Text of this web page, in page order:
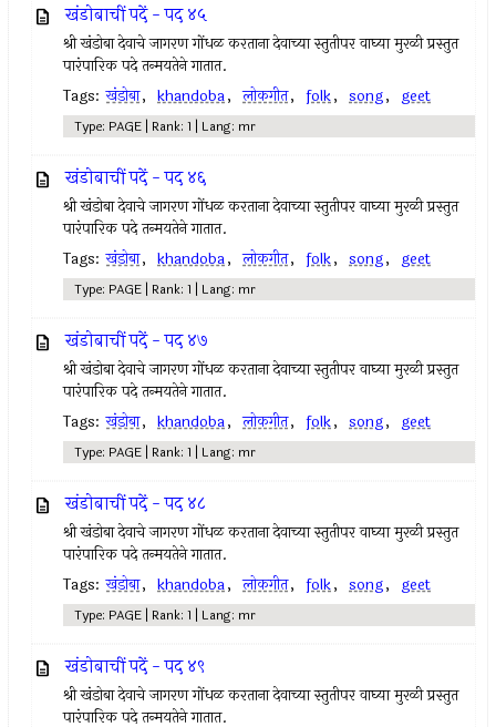
खंडोबाचीं पदें - पद ४५
श्री खंडोबा देवाचे जागरण गोंधळ करताना देवाच्या स्तुतीपर वाघ्या मुरळी प्रस्तुत
पारंपारिक पदे तन्मयतेने गातात.
Tags: खंडोबा, khandoba, लोकगीत, folk, song, geet
Type: PAGE | Rank: 1 | Lang: mr
खंडोबाचीं पदें - पद ४६
श्री खंडोबा देवाचे जागरण गोंधळ करताना देवाच्या स्तुतीपर वाघ्या मुरळी प्रस्तुत
पारंपारिक पदे तन्मयतेने गातात.
Tags: खंडोबा, khandoba, लोकगीत, folk, song, geet
Type: PAGE | Rank: 1 | Lang: mr
खंडोबाचीं पदें - पद ४७
श्री खंडोबा देवाचे जागरण गोंधळ करताना देवाच्या स्तुतीपर वाघ्या मुरळी प्रस्तुत
पारंपारिक पदे तन्मयतेने गातात.
Tags: खंडोबा, khandoba, लोकगीत, folk, song, geet
Type: PAGE | Rank: 1 | Lang: mr
खंडोबाचीं पदें - पद ४८
श्री खंडोबा देवाचे जागरण गोंधळ करताना देवाच्या स्तुतीपर वाघ्या मुरळी प्रस्तुत
पारंपारिक पदे तन्मयतेने गातात.
Tags: खंडोबा, khandoba, लोकगीत, folk, song, geet
Type: PAGE | Rank: 1 | Lang: mr
खंडोबाचीं पदें - पद ४९
श्री खंडोबा देवाचे जागरण गोंधळ करताना देवाच्या स्तुतीपर वाघ्या मुरळी प्रस्तुत
पारंपारिक पदे तन्मयतेने गातात.